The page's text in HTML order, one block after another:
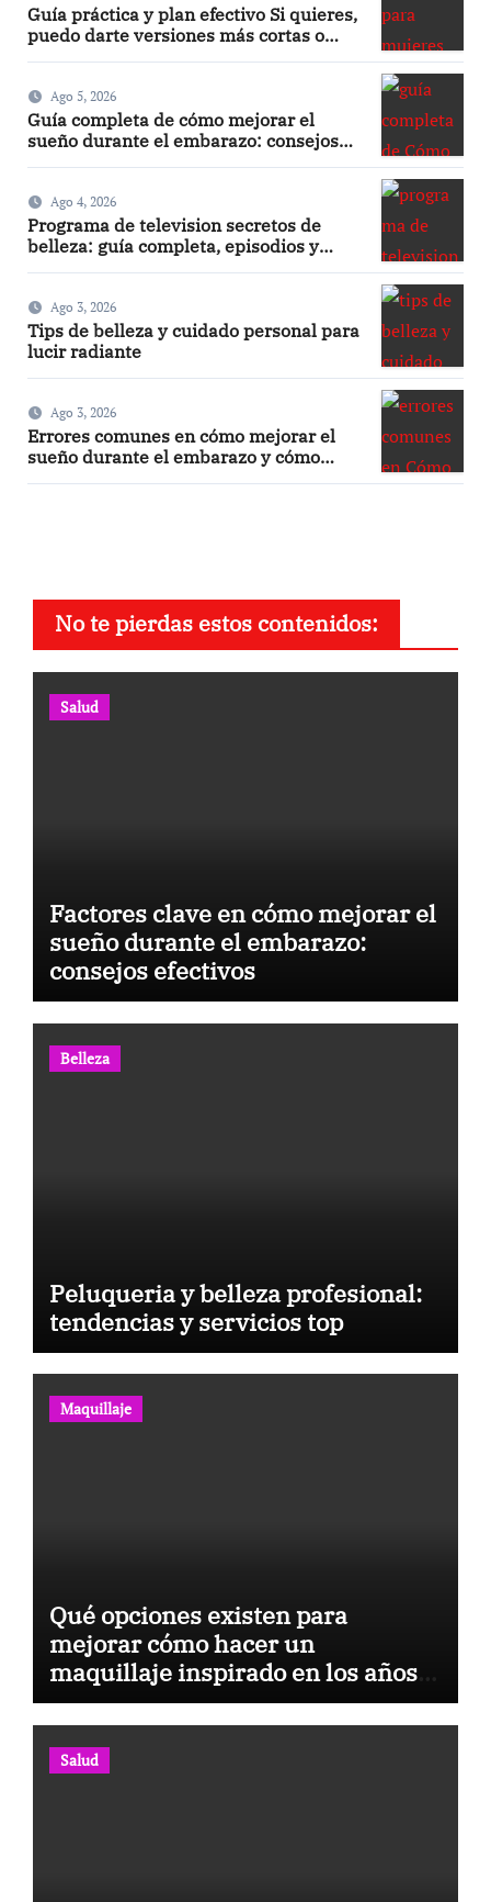
Guía práctica y plan efectivo Si quieres,
puedo darte versiones más cortas o
Ago 5, 2026
Guía completa de cómo mejorar el
sueño durante el embarazo: consejos
Ago 4, 2026
Programa de television secretos de
belleza: guía completa, episodios y
Ago 3, 2026
Tips de belleza y cuidado personal para
lucir radiante
Ago 3, 2026
Errores comunes en cómo mejorar el
sueño durante el embarazo y cómo
No te pierdas estos contenidos:
Salud
Factores clave en cómo mejorar el
sueño durante el embarazo:
consejos efectivos
Belleza
Peluqueria y belleza profesional:
tendencias y servicios top
Maquillaje
Qué opciones existen para
mejorar cómo hacer un
maquillaje inspirado en los años
80: 10 trucos, productos y paso a
paso
Salud